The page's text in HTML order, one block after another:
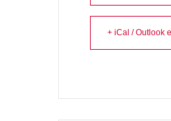
+ iCal / Outlook